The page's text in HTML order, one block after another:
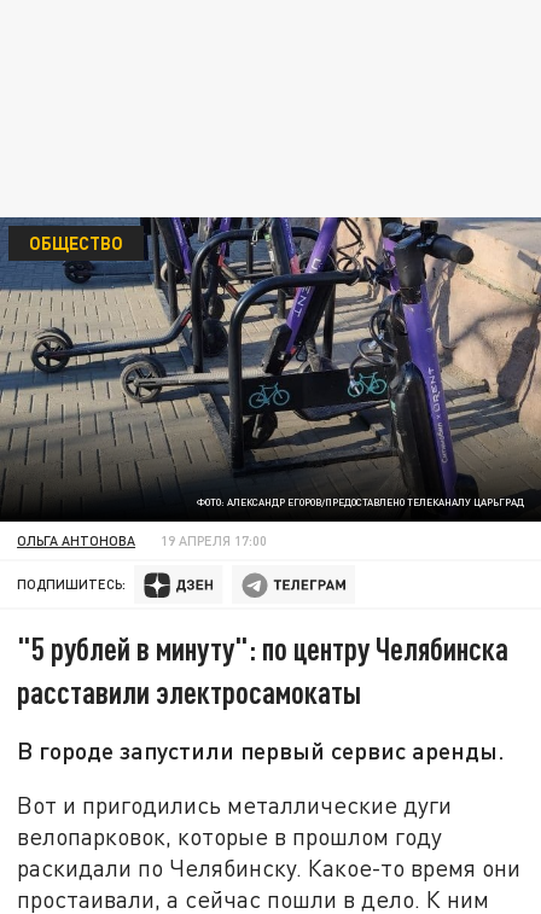
ФОТО: АЛЕКСАНДР ЕГОРОВ/ПРЕДОСТАВЛЕНО ТЕЛЕКАНАЛУ ЦАРЬГРАД
ОБЩЕСТВО
ОЛЬГА АНТОНОВА 19 АПРЕЛЯ 17:00
ПОДПИШИТЕСЬ:
"5 рублей в минуту": по центру Челябинска
расставили электросамокаты
В городе запустили первый сервис аренды.
Вот и пригодились металлические дуги
велопарковок, которые в прошлом году
раскидали по Челябинску. Какое-то время они
простаивали, а сейчас пошли в дело. К ним